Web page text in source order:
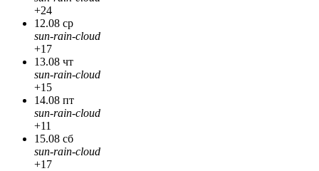
+24
12.08 ср
sun-rain-cloud
+17
13.08 чт
sun-rain-cloud
+15
14.08 пт
sun-rain-cloud
+11
15.08 сб
sun-rain-cloud
+17